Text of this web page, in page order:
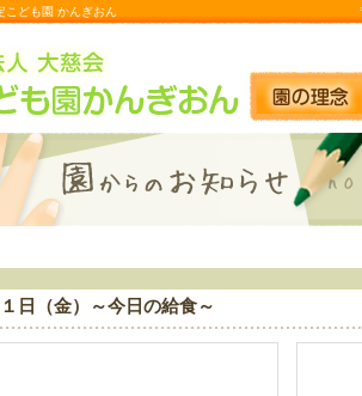
こども園 かんぎおん
日（金）～今日の給食～